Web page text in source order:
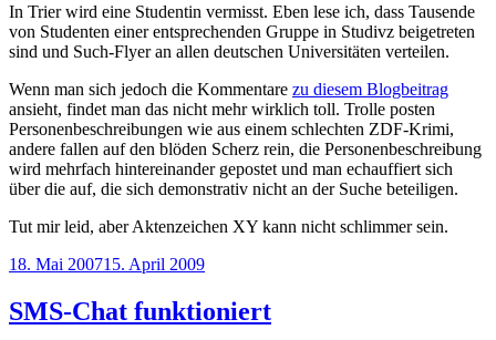
In Trier wird eine Studentin vermisst. Eben lese ich, dass Tausende
von Studenten einer entsprechenden Gruppe in Studivz beigetreten
sind und Such-Flyer an allen deutschen Universitäten verteilen.
Wenn man sich jedoch die Kommentare zu diesem Blogbeitrag
ansieht, findet man das nicht mehr wirklich toll. Trolle posten
Personenbeschreibungen wie aus einem schlechten ZDF-Krimi,
andere fallen auf den blöden Scherz rein, die Personenbeschreibung
wird mehrfach hintereinander gepostet und man echauffiert sich
über die auf, die sich demonstrativ nicht an der Suche beteiligen.
Tut mir leid, aber Aktenzeichen XY kann nicht schlimmer sein.
Veröffentlicht
18. Mai 200715. April 2009
SMS-Chat funktioniert